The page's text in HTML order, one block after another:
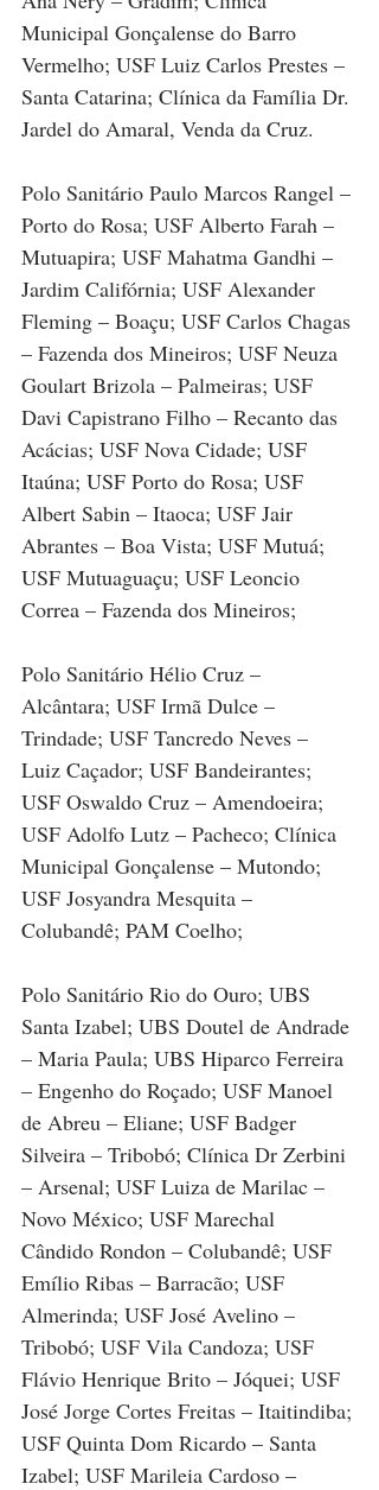
Municipal Gonçalense do Barro
Vermelho; USF Luiz Carlos Prestes –
Santa Catarina; Clínica da Família Dr.
Jardel do Amaral, Venda da Cruz.
Polo Sanitário Paulo Marcos Rangel –
Porto do Rosa; USF Alberto Farah –
Mutuapira; USF Mahatma Gandhi –
Jardim Califórnia; USF Alexander
Fleming – Boaçu; USF Carlos Chagas
– Fazenda dos Mineiros; USF Neuza
Goulart Brizola – Palmeiras; USF
Davi Capistrano Filho – Recanto das
Acácias; USF Nova Cidade; USF
Itaúna; USF Porto do Rosa; USF
Albert Sabin – Itaoca; USF Jair
Abrantes – Boa Vista; USF Mutuá;
USF Mutuaguaçu; USF Leoncio
Correa – Fazenda dos Mineiros;
Polo Sanitário Hélio Cruz –
Alcântara; USF Irmã Dulce –
Trindade; USF Tancredo Neves –
Luiz Caçador; USF Bandeirantes;
USF Oswaldo Cruz – Amendoeira;
USF Adolfo Lutz – Pacheco; Clínica
Municipal Gonçalense – Mutondo;
USF Josyandra Mesquita –
Colubandê; PAM Coelho;
Polo Sanitário Rio do Ouro; UBS
Santa Izabel; UBS Doutel de Andrade
– Maria Paula; UBS Hiparco Ferreira
– Engenho do Roçado; USF Manoel
de Abreu – Eliane; USF Badger
Silveira – Tribobó; Clínica Dr Zerbini
– Arsenal; USF Luiza de Marilac –
Novo México; USF Marechal
Cândido Rondon – Colubandê; USF
Emílio Ribas – Barracão; USF
Almerinda; USF José Avelino –
Tribobó; USF Vila Candoza; USF
Flávio Henrique Brito – Jóquei; USF
José Jorge Cortes Freitas – Itaitindiba;
USF Quinta Dom Ricardo – Santa
Izabel; USF Marileia Cardoso –